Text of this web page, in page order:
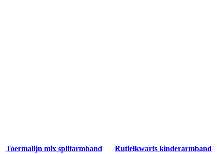
Toermalijn mix splitarmband
Rutielkwarts kinderarmband